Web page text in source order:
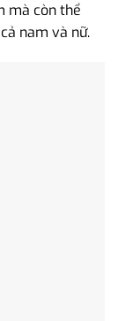
mà còn thể
nam và nữ.